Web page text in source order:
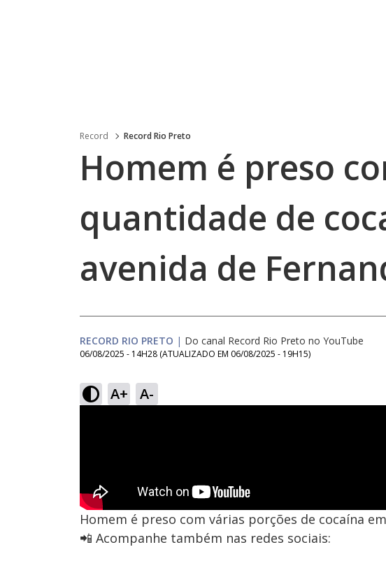
Record Record Rio Preto
Homem é preso
quantidade de
avenida de
RECORD RIO PRETO | Do canal Record Rio Preto no YouTube
06/08/2025 - 14H28 (ATUALIZADO EM 06/08/2025 - 19H15)
A+ A-
Homem é preso com várias porções de cocaína
📲 Acompanhe também nas redes sociais: